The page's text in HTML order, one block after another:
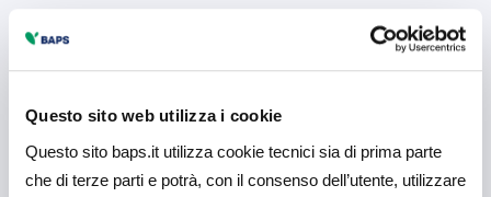
Questo sito web utilizza i cookie
Questo sito baps.it utilizza cookie tecnici sia di prima parte
che di terze parti e potrà, con il consenso dell’utente, utilizzare
Preleva Gratis